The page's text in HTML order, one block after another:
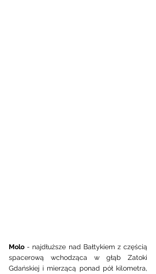
Molo - najdłuższe nad Bałtykiem z częścią
spacerową wchodząca w głąb Zatoki
Gdańskiej i mierzącą ponad pół kilometra,